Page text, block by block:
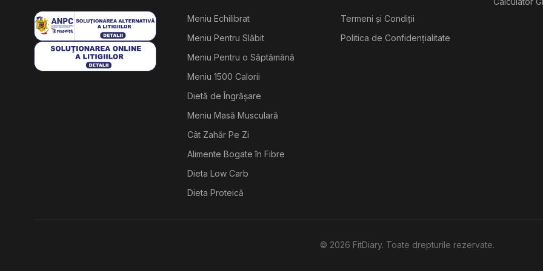
Meniu Echilibrat
Meniu Pentru Slăbit
Meniu Pentru o Săptămână
Meniu 1500 Calorii
Dietă de Îngrășare
Meniu Masă Musculară
Cât Zahăr Pe Zi
Alimente Bogate în Fibre
Dieta Low Carb
Dieta Proteică
Termeni și Condiții
Politica de Confidențialitate
© 2026 FitDiary. Toate drepturile rezervate.